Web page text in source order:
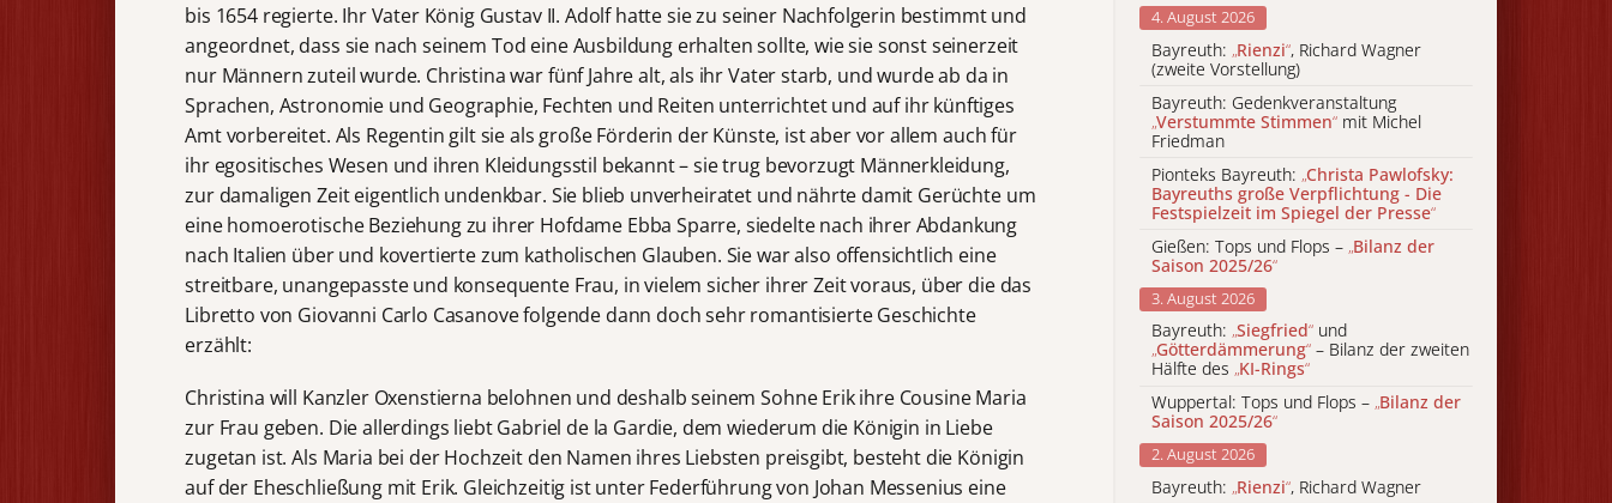
bis 1654 regierte. Ihr Vater König Gustav II. Adolf hatte sie zu seiner Nachfolgerin bestimmt und
angeordnet, dass sie nach seinem Tod eine Ausbildung erhalten sollte, wie sie sonst seinerzeit
nur Männern zuteil wurde. Christina war fünf Jahre alt, als ihr Vater starb, und wurde ab da in
Sprachen, Astronomie und Geographie, Fechten und Reiten unterrichtet und auf ihr künftiges
Amt vorbereitet. Als Regentin gilt sie als große Förderin der Künste, ist aber vor allem auch für
ihr egositisches Wesen und ihren Kleidungsstil bekannt – sie trug bevorzugt Männerkleidung,
zur damaligen Zeit eigentlich undenkbar. Sie blieb unverheiratet und nährte damit Gerüchte um
eine homoerotische Beziehung zu ihrer Hofdame Ebba Sparre, siedelte nach ihrer Abdankung
nach Italien über und kovertierte zum katholischen Glauben. Sie war also offensichtlich eine
streitbare, unangepasste und konsequente Frau, in vielem sicher ihrer Zeit voraus, über die das
Libretto von Giovanni Carlo Casanove folgende dann doch sehr romantisierte Geschichte
erzählt:
Christina will Kanzler Oxenstierna belohnen und deshalb seinem Sohne Erik ihre Cousine Maria
zur Frau geben. Die allerdings liebt Gabriel de la Gardie, dem wiederum die Königin in Liebe
zugetan ist. Als Maria bei der Hochzeit den Namen ihres Liebsten preisgibt, besteht die Königin
auf der Eheschließung mit Erik. Gleichzeitig ist unter Federführung von Johan Messenius eine
4. August 2026
Bayreuth: „Rienzi“, Richard Wagner
(zweite Vorstellung)
Bayreuth: Gedenkveranstaltung
„Verstummte Stimmen“ mit Michel
Friedman
Pionteks Bayreuth: „Christa Pawlofsky:
Bayreuths große Verpflichtung - Die
Festspielzeit im Spiegel der Presse“
Gießen: Tops und Flops – „Bilanz der
Saison 2025/26“
3. August 2026
Bayreuth: „Siegfried“ und
„Götterdämmerung“ – Bilanz der zweiten
Hälfte des „KI-Rings“
Wuppertal: Tops und Flops – „Bilanz der
Saison 2025/26“
2. August 2026
Bayreuth: „Rienzi“, Richard Wagner